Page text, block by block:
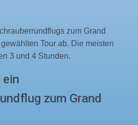
zum Grand
Tour ab. Die meisten
3 und 4 Stunden.
zum Grand